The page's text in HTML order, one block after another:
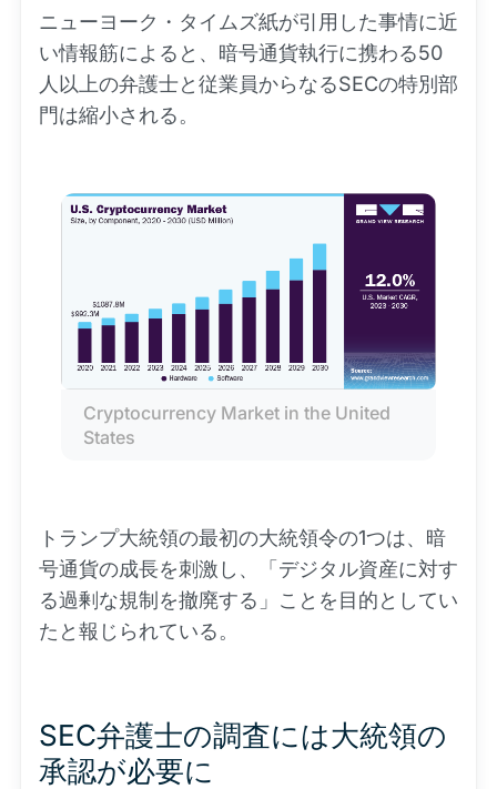
ニューヨーク・タイムズ紙が引用した事情に近
い情報筋によると、暗号通貨執行に携わる50
人以上の弁護士と従業員からなるSECの特別部
門は縮小される。
Cryptocurrency Market in the United
States
トランプ大統領の最初の大統領令の1つは、暗
号通貨の成長を刺激し、「デジタル資産に対す
る過剰な規制を撤廃する」ことを目的としてい
たと報じられている。
SEC弁護士の調査には大統領の
承認が必要に